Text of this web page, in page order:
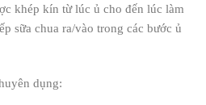
khép kín từ lúc ủ cho đến lúc làm
sữa chua ra/vào trong các bước ủ
dụng: